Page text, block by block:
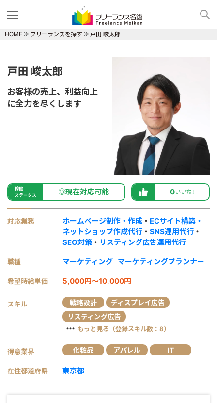
HOME フリーランスを探す 戸田 峻太郎
戸田 峻太郎
お客様の売上、利益向上
に全力を尽くします
稼働
ステータス
◎現在対応可能 0いいね!
対応業務 ホームページ制作・作成 ・ ECサイト構築・
ネットショップ作成代行 ・ SNS運用代行 ・
SEO対策 ・ リスティング広告運用代行
職種 マーケティング マーケティングプランナー
希望時給単価 5,000円～10,000円
スキル 戦略設計
ディスプレイ広告
リスティング広告
・・・ もっと見る（登録スキル数：8）
得意業界 化粧品 アパレル IT
在住都道府県 東京都